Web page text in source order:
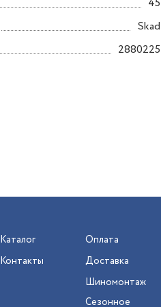
Skad
2880225
Каталог
Контакты
Оплата
Доставка
Шиномонтаж
Сезонное